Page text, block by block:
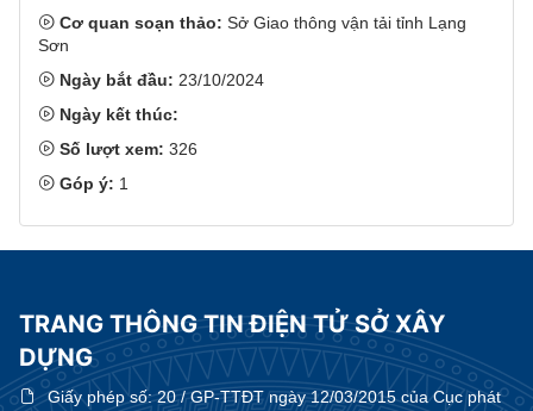
Cơ quan soạn thảo: Sở Giao thông vận tải tỉnh Lạng
Sơn
Ngày bắt đầu: 23/10/2024
Ngày kết thúc:
Số lượt xem: 326
Góp ý: 1
TRANG THÔNG TIN ĐIỆN TỬ SỞ XÂY
DỰNG
Giấy phép số:20 / GP-TTĐT ngày 12/03/2015 của Cục phát